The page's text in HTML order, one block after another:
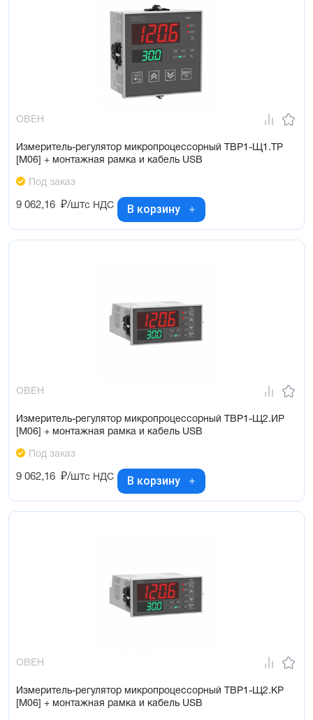
ОВЕН
Измеритель-регулятор микропроцессорный ТВР1-Щ1.ТР
[М06] + монтажная рамка и кабель USB
Под заказ
9 062,16 ₽/штс НДС В корзину
ОВЕН
Измеритель-регулятор микропроцессорный ТВР1-Щ2.ИР
[М06] + монтажная рамка и кабель USB
Под заказ
9 062,16 ₽/штс НДС В корзину
ОВЕН
Измеритель-регулятор микропроцессорный ТВР1-Щ2.КР
[М06] + монтажная рамка и кабель USB